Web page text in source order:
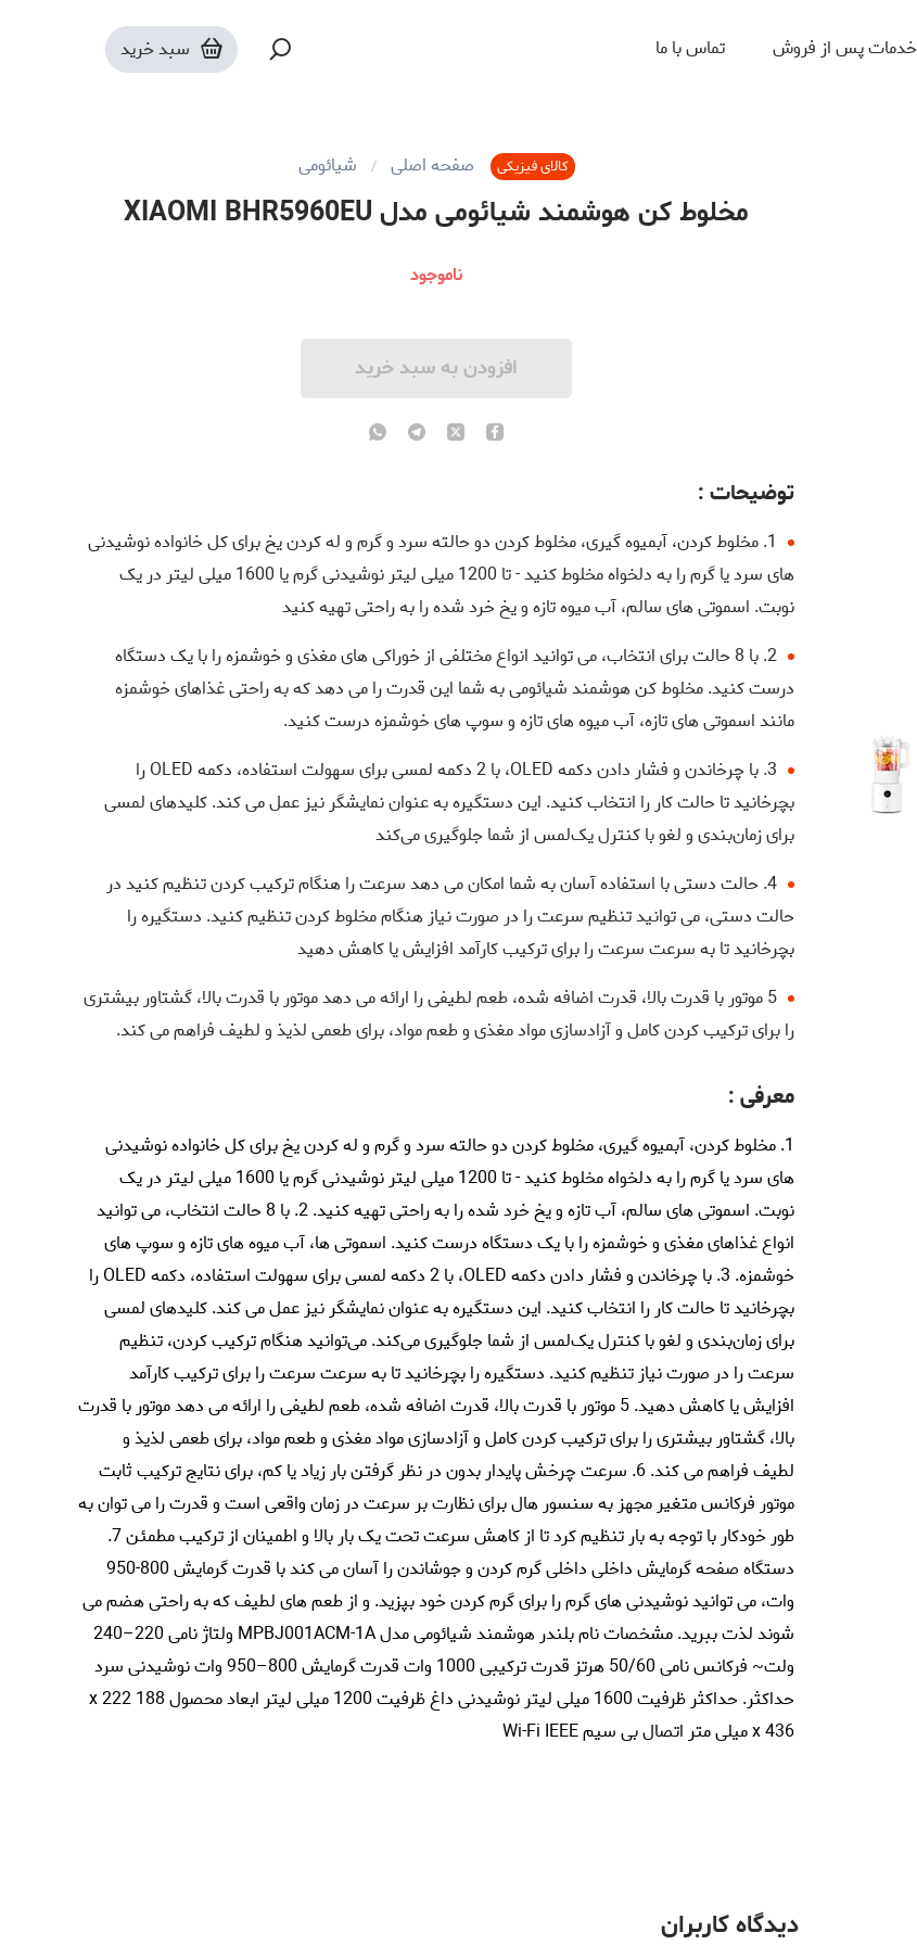
خدمات پس از فروش تماس با ما سبد خرید
کالای فیزیکی صفحه اصلی شیائومی
مخلوط کن هوشمند شیائومی مدل XIAOMI BHR5960EU
ناموجود
افزودن به سبد خرید
توضیحات :
1. مخلوط کردن، آبمیوه گیری، مخلوط کردن دو حالته سرد و گرم و له کردن یخ برای کل خانواده نوشیدنی
های سرد یا گرم را به دلخواه مخلوط کنید - تا 1200 میلی لیتر نوشیدنی گرم یا 1600 میلی لیتر در یک
نوبت. اسموتی های سالم، آب میوه تازه و یخ خرد شده را به راحتی تهیه کنید
2. با 8 حالت برای انتخاب، می توانید انواع مختلفی از خوراکی های مغذی و خوشمزه را با یک دستگاه
درست کنید. مخلوط کن هوشمند شیائومی به شما این قدرت را می دهد که به راحتی غذاهای خوشمزه
مانند اسموتی های تازه، آب میوه های تازه و سوپ های خوشمزه درست کنید.
3. با چرخاندن و فشار دادن دکمه OLED، با 2 دکمه لمسی برای سهولت استفاده، دکمه OLED را
بچرخانید تا حالت کار را انتخاب کنید. این دستگیره به عنوان نمایشگر نیز عمل می کند. کلیدهای لمسی
برای زمان‌بندی و لغو با کنترل یک‌لمس از شما جلوگیری می‌کند
4. حالت دستی با استفاده آسان به شما امکان می دهد سرعت را هنگام ترکیب کردن تنظیم کنید در
حالت دستی، می توانید تنظیم سرعت را در صورت نیاز هنگام مخلوط کردن تنظیم کنید. دستگیره را
بچرخانید تا به سرعت سرعت را برای ترکیب کارآمد افزایش یا کاهش دهید
5 موتور با قدرت بالا، قدرت اضافه شده، طعم لطیفی را ارائه می دهد موتور با قدرت بالا، گشتاور بیشتری
را برای ترکیب کردن کامل و آزادسازی مواد مغذی و طعم مواد، برای طعمی لذیذ و لطیف فراهم می کند.
معرفی :
1. مخلوط کردن، آبمیوه گیری، مخلوط کردن دو حالته سرد و گرم و له کردن یخ برای کل خانواده نوشیدنی
های سرد یا گرم را به دلخواه مخلوط کنید - تا 1200 میلی لیتر نوشیدنی گرم یا 1600 میلی لیتر در یک
نوبت. اسموتی های سالم، آب تازه و یخ خرد شده را به راحتی تهیه کنید. 2. با 8 حالت انتخاب، می توانید
انواع غذاهای مغذی و خوشمزه را با یک دستگاه درست کنید. اسموتی ها، آب میوه های تازه و سوپ های
خوشمزه. 3. با چرخاندن و فشار دادن دکمه OLED، با 2 دکمه لمسی برای سهولت استفاده، دکمه OLED را
بچرخانید تا حالت کار را انتخاب کنید. این دستگیره به عنوان نمایشگر نیز عمل می کند. کلیدهای لمسی
برای زمان‌بندی و لغو با کنترل یک‌لمس از شما جلوگیری می‌کند. می‌توانید هنگام ترکیب کردن، تنظیم
سرعت را در صورت نیاز تنظیم کنید. دستگیره را بچرخانید تا به سرعت سرعت را برای ترکیب کارآمد
افزایش یا کاهش دهید. 5 موتور با قدرت بالا، قدرت اضافه شده، طعم لطیفی را ارائه می دهد موتور با قدرت
بالا، گشتاور بیشتری را برای ترکیب کردن کامل و آزادسازی مواد مغذی و طعم مواد، برای طعمی لذیذ و
لطیف فراهم می کند. 6. سرعت چرخش پایدار بدون در نظر گرفتن بار زیاد یا کم، برای نتایج ترکیب ثابت
موتور فرکانس متغیر مجهز به سنسور هال برای نظارت بر سرعت در زمان واقعی است و قدرت را می توان به
طور خودکار با توجه به بار تنظیم کرد تا از کاهش سرعت تحت یک بار بالا و اطمینان از ترکیب مطمئن 7.
دستگاه صفحه گرمایش داخلی داخلی گرم کردن و جوشاندن را آسان می کند با قدرت گرمایش 800-950
وات، می توانید نوشیدنی های گرم را برای گرم کردن خود بپزید. و از طعم های لطیف که به راحتی هضم می
شوند لذت ببرید. مشخصات نام بلندر هوشمند شیائومی مدل MPBJ001ACM-1A ولتاژ نامی 220–240
ولت~ فرکانس نامی 50/60 هرتز قدرت ترکیبی 1000 وات قدرت گرمایش 800–950 وات نوشیدنی سرد
حداکثر. حداکثر ظرفیت 1600 میلی لیتر نوشیدنی داغ ظرفیت 1200 میلی لیتر ابعاد محصول 188 x 222
x 436 میلی متر اتصال بی سیم Wi-Fi IEEE
دیدگاه کاربران